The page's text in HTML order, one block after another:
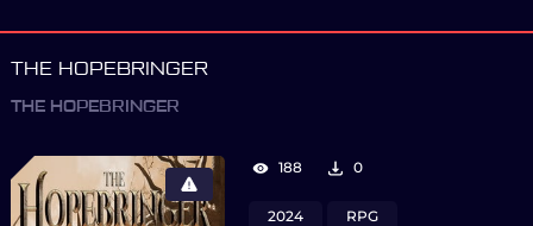
THE HOPEBRINGER
THE HOPEBRINGER
188 0
2024
RPG